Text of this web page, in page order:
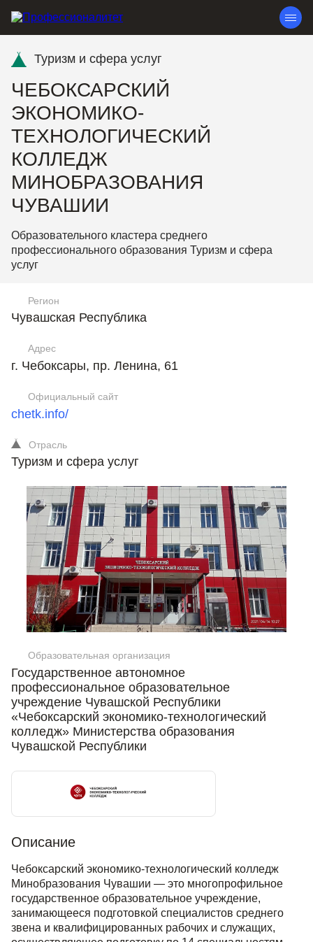
Туризм и сфера услуг
ЧЕБОКСАРСКИЙ
ЭКОНОМИКО-
ТЕХНОЛОГИЧЕСКИЙ
КОЛЛЕДЖ
МИНОБРАЗОВАНИЯ
ЧУВАШИИ
Образовательного кластера среднего
профессионального образования Туризм и сфера
услуг
Регион
Чувашская Республика
Адрес
г. Чебоксары, пр. Ленина, 61
Официальный сайт
chetk.info/
Отрасль
Туризм и сфера услуг
Образовательная организация
Государственное автономное
профессиональное образовательное
учреждение Чувашской Республики
«Чебоксарский экономико-технологический
колледж» Министерства образования
Чувашской Республики
Описание
Чебоксарский экономико-технологический колледж
Минобразования Чувашии — это многопрофильное
государственное образовательное учреждение,
занимающееся подготовкой специалистов среднего
звена и квалифицированных рабочих и служащих,